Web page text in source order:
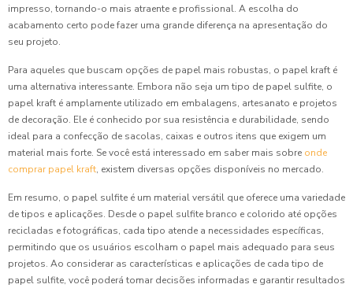
impresso, tornando-o mais atraente e profissional. A escolha do
acabamento certo pode fazer uma grande diferença na apresentação do
seu projeto.
Para aqueles que buscam opções de papel mais robustas, o papel kraft é
uma alternativa interessante. Embora não seja um tipo de papel sulfite, o
papel kraft é amplamente utilizado em embalagens, artesanato e projetos
de decoração. Ele é conhecido por sua resistência e durabilidade, sendo
ideal para a confecção de sacolas, caixas e outros itens que exigem um
material mais forte. Se você está interessado em saber mais sobre onde
comprar papel kraft, existem diversas opções disponíveis no mercado.
Em resumo, o papel sulfite é um material versátil que oferece uma variedade
de tipos e aplicações. Desde o papel sulfite branco e colorido até opções
recicladas e fotográficas, cada tipo atende a necessidades específicas,
permitindo que os usuários escolham o papel mais adequado para seus
projetos. Ao considerar as características e aplicações de cada tipo de
papel sulfite, você poderá tomar decisões informadas e garantir resultados